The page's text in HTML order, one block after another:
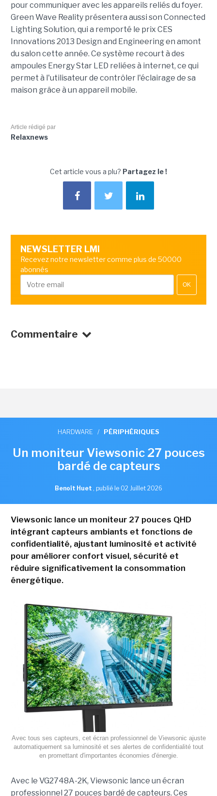
pour communiquer avec les appareils reliés du foyer.
Green Wave Reality présentera aussi son Connected
Lighting Solution, qui a remporté le prix CES
Innovations 2013 Design and Engineering en amont
du salon cette année. Ce système recourt à des
ampoules Energy Star LED reliées à internet, ce qui
permet à l'utilisateur de contrôler l'éclairage de sa
maison grâce à un appareil mobile.
Article rédigé par
Relaxnews
Cet article vous a plu? Partagez le !
NEWSLETTER LMI
Recevez notre newsletter comme plus de 50000
abonnés
OK
Commentaire
HARDWARE / PÉRIPHÉRIQUES
Un moniteur Viewsonic 27 pouces
bardé de capteurs
Benoît Huet , publié le 02 Juillet 2026
Viewsonic lance un moniteur 27 pouces QHD
intégrant capteurs ambiants et fonctions de
confidentialité, ajustant luminosité et activité
pour améliorer confort visuel, sécurité et
réduire significativement la consommation
énergétique.
Avec tous ses capteurs, cet écran professionnel de Viewsonic ajuste
automatiquement sa luminosité et ses alertes de confidentialité tout
en promettant d'importantes économies d'énergie.
Avec le VG2748A-2K, Viewsonic lance un écran
professionnel 27 pouces bardé de capteurs. Ces